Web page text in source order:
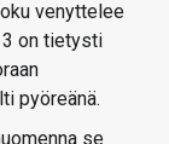
venyttelee
3 on tietysti
pyöreänä.
se